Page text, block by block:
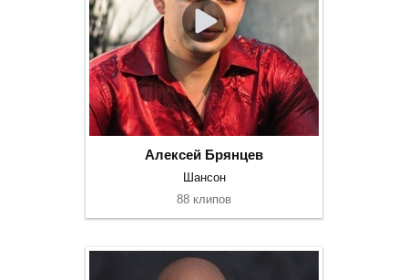
Алексей Брянцев
Шансон
88 клипов